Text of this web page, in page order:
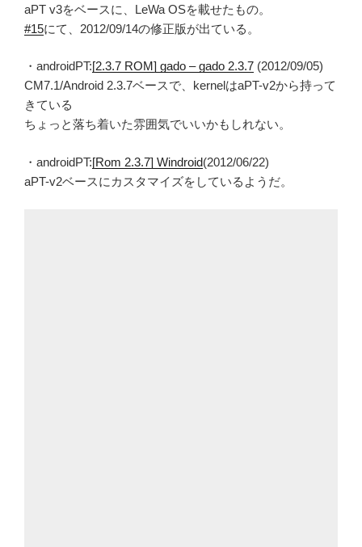
aPT v3をベースに、LeWa OSを載せたもの。
#15にて、2012/09/14の修正版が出ている。
・androidPT:[2.3.7 ROM] gado – gado 2.3.7 (2012/09/05)
CM7.1/Android 2.3.7ベースで、kernelはaPT-v2から持って
きている
ちょっと落ち着いた雰囲気でいいかもしれない。
・androidPT:[Rom 2.3.7] Windroid(2012/06/22)
aPT-v2ベースにカスタマイズをしているようだ。